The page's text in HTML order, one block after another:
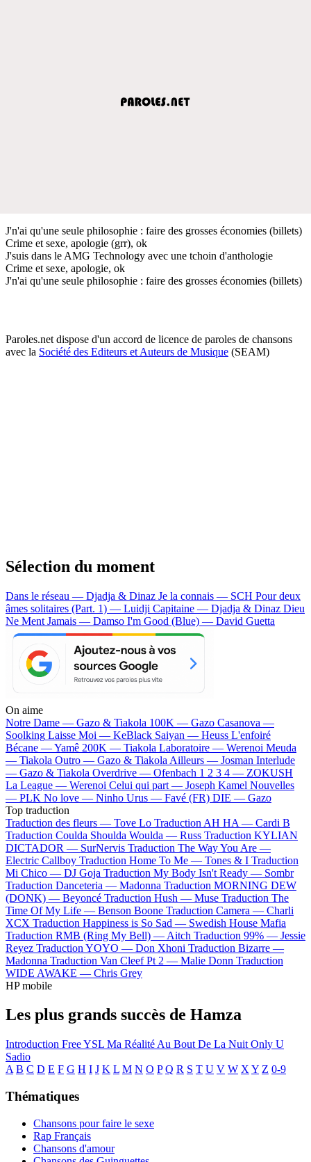
J'n'ai qu'une seule philosophie : faire des grosses économies (billets)
Crime et sexe, apologie (grr), ok
J'suis dans le AMG Technology avec une tchoin d'anthologie
Crime et sexe, apologie, ok
J'n'ai qu'une seule philosophie : faire des grosses économies (billets)
Paroles.net dispose d'un accord de licence de paroles de chansons
avec la Société des Editeurs et Auteurs de Musique (SEAM)
Sélection du moment
Dans le réseau — Djadja & Dinaz Je la connais — SCH Pour deux
âmes solitaires (Part. 1) — Luidji Capitaine — Djadja & Dinaz Dieu
Ne Ment Jamais — Damso I'm Good (Blue) — David Guetta
On aime
Notre Dame — Gazo & Tiakola 100K — Gazo Casanova —
Soolking Laisse Moi — KeBlack Saiyan — Heuss L'enfoiré
Bécane —Yamê 200K — Tiakola Laboratoire — Werenoi Meuda
— Tiakola Outro — Gazo & Tiakola Ailleurs — Josman Interlude
— Gazo & Tiakola Overdrive — Ofenbach 1 2 3 4 — ZOKUSH
La League — Werenoi Celui qui part — Joseph Kamel Nouvelles
— PLK No love — Ninho Urus — Favé (FR) DIE — Gazo
Top traduction
Traduction des fleurs — Tove Lo Traduction AH HA — Cardi B
Traduction Coulda Shoulda Woulda — Russ Traduction KYLIAN
DICTADOR — SurNervis Traduction The Way You Are —
Electric Callboy Traduction Home To Me — Tones & I Traduction
Mi Chico — DJ Goja Traduction My Body Isn't Ready — Sombr
Traduction Danceteria — Madonna Traduction MORNING DEW
(DONK) — Beyoncé Traduction Hush — Muse Traduction The
Time Of My Life — Benson Boone Traduction Camera — Charli
XCX Traduction Happiness is So Sad — Swedish House Mafia
Traduction RMB (Ring My Bell) — Aitch Traduction 99% — Jessie
Reyez Traduction YOYO — Don Xhoni Traduction Bizarre —
Madonna Traduction Van Cleef Pt 2 — Malie Donn Traduction
WIDE AWAKE — Chris Grey
HP mobile
Les plus grands succès de Hamza
Introduction Free YSL Ma Réalité Au Bout De La Nuit Only U
Sadio
A B C D E F G H I J K L M N O P Q R S T U V W X Y Z 0-9
Thématiques
Chansons pour faire le sexe
Rap Français
Chansons d'amour